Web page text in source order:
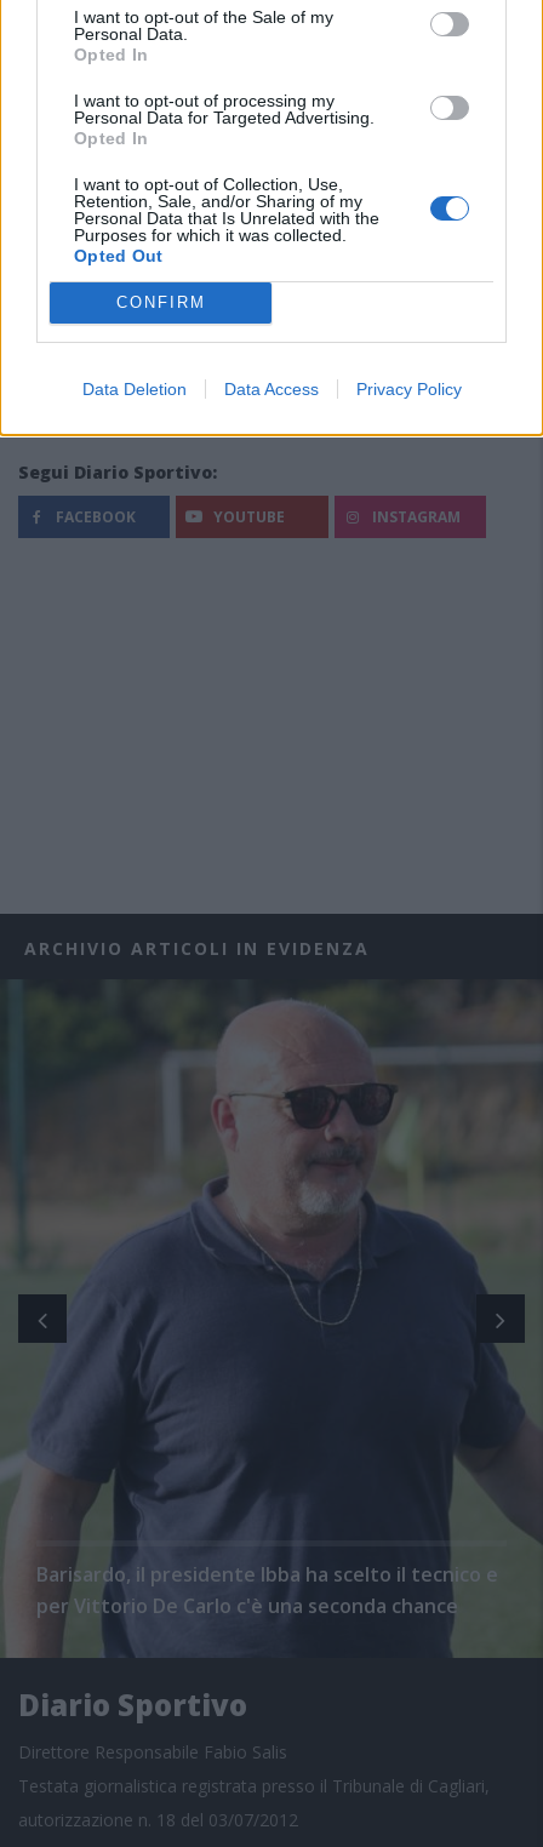
I want to opt-out of the Sale of my
Personal Data.
Opted In
I want to opt-out of processing my
Personal Data for Targeted Advertising.
Opted In
I want to opt-out of Collection, Use,
Retention, Sale, and/or Sharing of my
Personal Data that Is Unrelated with the
Purposes for which it was collected.
Opted Out
CONFIRM
Data Deletion Data Access Privacy Policy
5 Ago 2026
Segui Diario Sportivo:
FACEBOOK YOUTUBE INSTAGRAM
ARCHIVIO ARTICOLI IN EVIDENZA
Barisardo, il presidente Ibba ha scelto il tecnico e
per Vittorio De Carlo c'è una seconda chance
Diario Sportivo
Direttore Responsabile Fabio Salis
Testata giornalistica registrata presso il Tribunale di Cagliari,
autorizzazione n. 18 del 03/07/2012